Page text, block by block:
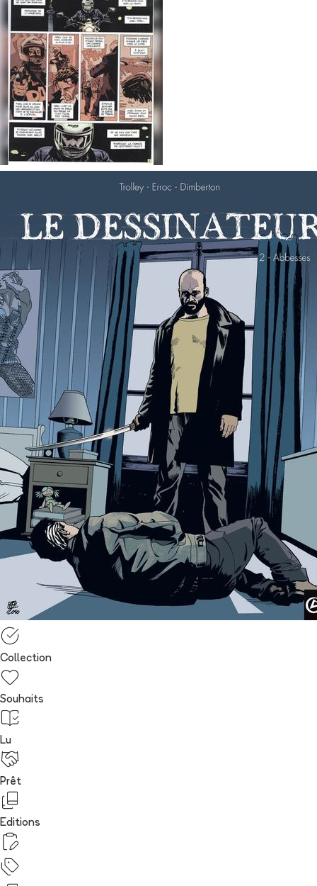
Collection
Souhaits
Lu
Prêt
Editions